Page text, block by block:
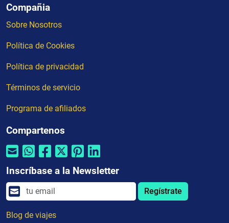
Compañia
Sobre Nosotros
Política de Cookies
Política de privacidad
Términos de servicio
Programa de afiliados
Compartenos
Inscríbase a la Newsletter
Regístrate
Blog de viajes